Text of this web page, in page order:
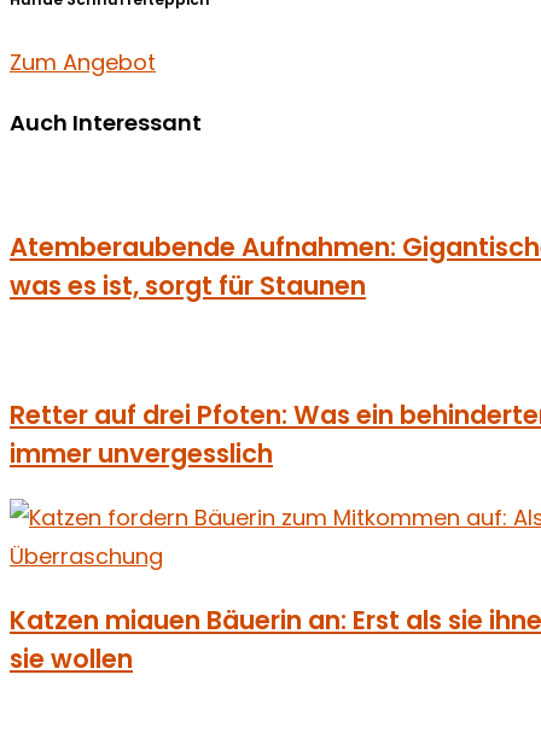
Zum Angebot
Auch Interessant
Atemberaubende Aufnahmen:
was es ist, sorgt für Staunen
Retter auf drei Pfoten: Was ein
immer unvergesslich
Katzen miauen Bäuerin an: Erst als sie
sie wollen